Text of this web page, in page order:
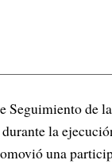
Seguimiento de
la
una